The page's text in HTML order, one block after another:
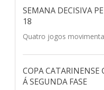
29/
SEMANA DECISIVA
18
Quatro jogos
COPA CATARINENSE
Á SEGUNDA FASE